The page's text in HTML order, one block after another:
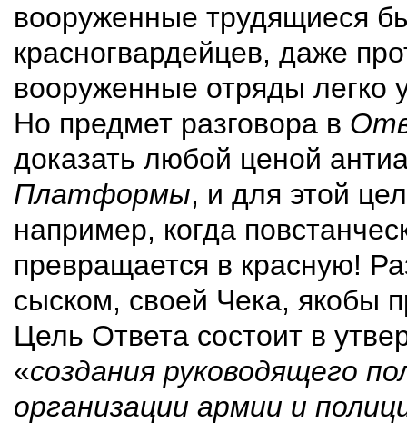
вооруженные трудящиеся
красногвардейцев, даже
вооруженные отряды легко
Но предмет разговора в
доказать любой ценой
Платформы, и для этой
например, когда
превращается в красную!
сыском, своей Чека, якобы
Цель Ответа состоит в
«создания руководящего
организации армии и